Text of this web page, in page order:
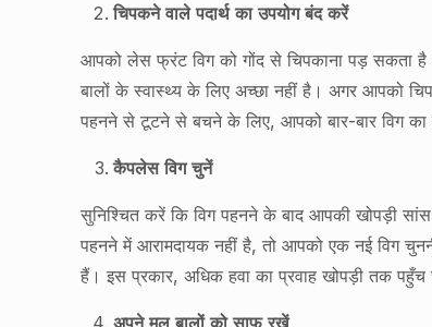
चिपकने वाले पदार्थ का उपयोग बंद करें
आपको लेस फ्रंट विग को गोंद से चिपकाना पड़ सकता है
बालों के स्वास्थ्य के लिए अच्छा नहीं है। अगर आपको
पहनने से टूटने से बचने के लिए, आपको बार-बार विग का
कैपलेस विग चुनें
सुनिश्चित करें कि विग पहनने के बाद आपकी खोपड़ी
पहनने में आरामदायक नहीं है, तो आपको एक नई विग
हैं। इस प्रकार, अधिक हवा का प्रवाह खोपड़ी तक
अपने मूल बालों को साफ रखें